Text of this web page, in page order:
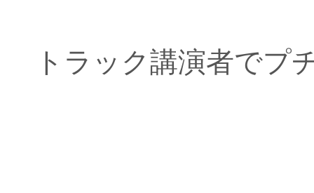
トラック講演者でプ